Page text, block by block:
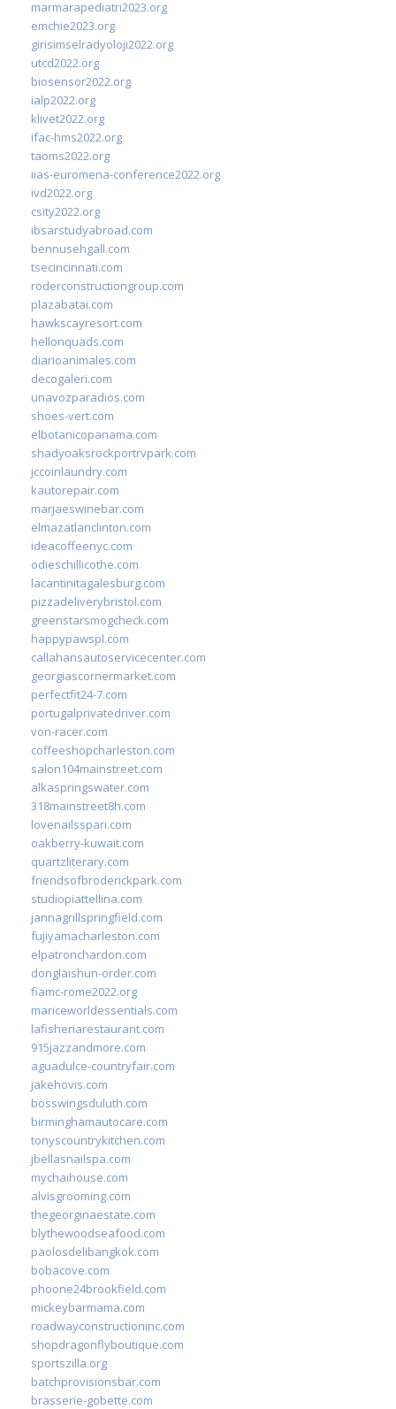
marmarapediatri2023.org
emchie2023.org
girisimselradyoloji2022.org
utcd2022.org
biosensor2022.org
ialp2022.org
klivet2022.org
ifac-hms2022.org
taoms2022.org
iias-euromena-conference2022.org
ivd2022.org
csity2022.org
ibsarstudyabroad.com
bennusehgall.com
tsecincinnati.com
roderconstructiongroup.com
plazabatai.com
hawkscayresort.com
hellonquads.com
diarioanimales.com
decogaleri.com
unavozparadios.com
shoes-vert.com
elbotanicopanama.com
shadyoaksrockportrvpark.com
jccoinlaundry.com
kautorepair.com
marjaeswinebar.com
elmazatlanclinton.com
ideacoffeenyc.com
odieschillicothe.com
lacantinitagalesburg.com
pizzadeliverybristol.com
greenstarsmogcheck.com
happypawspl.com
callahansautoservicecenter.com
georgiascornermarket.com
perfectfit24-7.com
portugalprivatedriver.com
von-racer.com
coffeeshopcharleston.com
salon104mainstreet.com
alkaspringswater.com
318mainstreet8h.com
lovenailsspari.com
oakberry-kuwait.com
quartzliterary.com
friendsofbroderickpark.com
studiopiattellina.com
jannagrillspringfield.com
fujiyamacharleston.com
elpatronchardon.com
donglaishun-order.com
fiamc-rome2022.org
mariceworldessentials.com
lafisheriarestaurant.com
915jazzandmore.com
aguadulce-countryfair.com
jakehovis.com
bosswingsduluth.com
birminghamautocare.com
tonyscountrykitchen.com
jbellasnailspa.com
mychaihouse.com
alvisgrooming.com
thegeorginaestate.com
blythewoodseafood.com
paolosdelibangkok.com
bobacove.com
phoone24brookfield.com
mickeybarmama.com
roadwayconstructioninc.com
shopdragonflyboutique.com
sportszilla.org
batchprovisionsbar.com
brasserie-gobette.com